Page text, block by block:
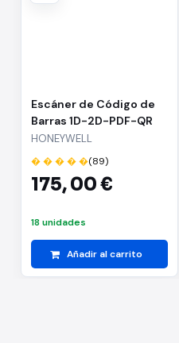
Escáner de Código de
Barras 1D-2D-PDF-QR
Honeywell Orbit HF680/
USB
HONEYWELL
� � � � �(89)
175,00 €
18 unidades
Añadir al carrito